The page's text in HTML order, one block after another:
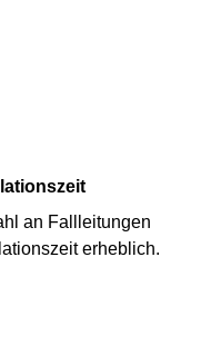
an Fallleitungen
erheblich.